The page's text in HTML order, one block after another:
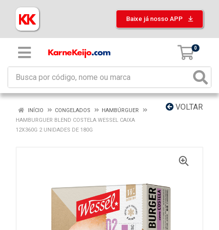
Baixe já nosso APP
0
VOLTAR
INÍCIO CONGELADOS
HAMBÚRGUER
HAMBURGUER BLEND COSTELA WESSEL CAIXA
12X360G 2 UNIDADES DE 180G